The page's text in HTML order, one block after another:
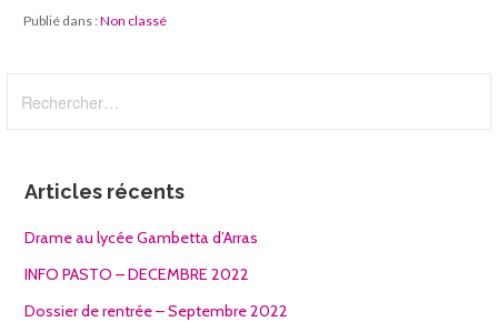
Publié dans :Non classé
Articles récents
Drame au lycée Gambetta d’Arras
INFO PASTO – DECEMBRE 2022
Dossier de rentrée – Septembre 2022